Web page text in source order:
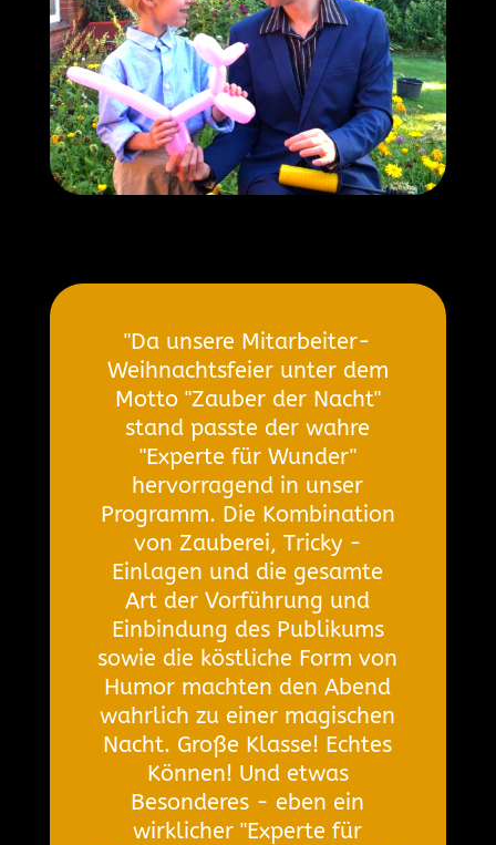
"Da unsere Mitarbeiter-
Weihnachtsfeier unter dem
Motto "Zauber der Nacht"
stand passte der wahre
"Experte für Wunder"
hervorragend in unser
Programm. Die Kombination
von Zauberei, Tricky -
Einlagen und die gesamte
Art der Vorführung und
Einbindung des Publikums
sowie die köstliche Form von
Humor machten den Abend
wahrlich zu einer magischen
Nacht. Große Klasse! Echtes
Können! Und etwas
Besonderes - eben ein
wirklicher "Experte für